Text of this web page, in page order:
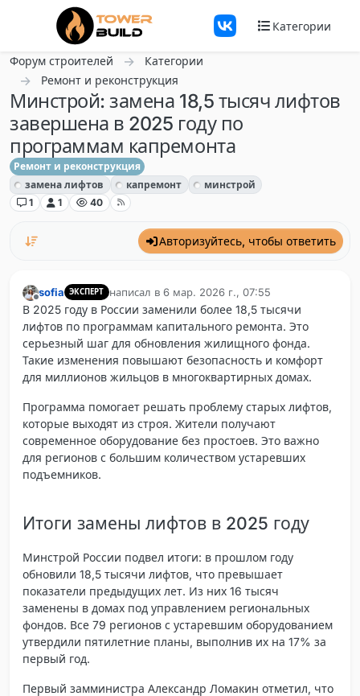
Перейти к содержанию
Категории
Форум строителей
Категории
Ремонт и реконструкция
Минстрой: замена 18,5 тысяч лифтов
завершена в 2025 году по
программам капремонта
Ремонт и реконструкция
замена лифтов
капремонт
минстрой
1
1 40
Авторизуйтесь, чтобы ответить
Не в сети
sofia ЭКСПЕРТ написал в 6 мар. 2026 г., 07:55
отредактировано
В 2025 году в России заменили более 18,5 тысячи
лифтов по программам капитального ремонта. Это
серьезный шаг для обновления жилищного фонда.
Такие изменения повышают безопасность и комфорт
для миллионов жильцов в многоквартирных домах.
Программа помогает решать проблему старых лифтов,
которые выходят из строя. Жители получают
современное оборудование без простоев. Это важно
для регионов с большим количеством устаревших
подъемников.
Итоги замены лифтов в 2025 году
Минстрой России подвел итоги: в прошлом году
обновили 18,5 тысячи лифтов, что превышает
показатели предыдущих лет. Из них 16 тысяч
заменены в домах под управлением региональных
фондов. Все 79 регионов с устаревшим оборудованием
утвердили пятилетние планы, выполнив их на 17% за
первый год.
Первый замминистра Александр Ломакин отметил, что